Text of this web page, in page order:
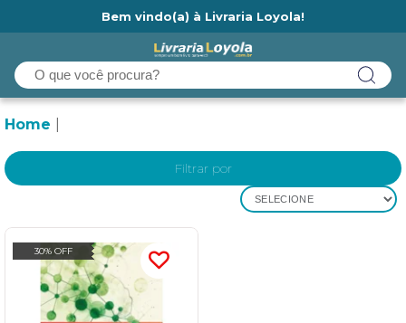
Bem vindo(a) à Livraria Loyola!
Home
Filtrar por
SELECIONE
30% OFF